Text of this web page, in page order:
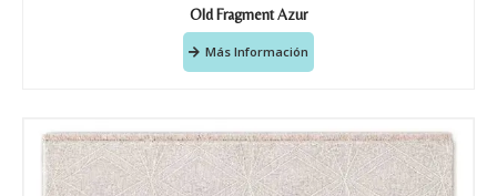
Old Fragment Azur
Más Información